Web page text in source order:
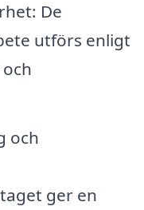
De
utförs enligt
och
ger en